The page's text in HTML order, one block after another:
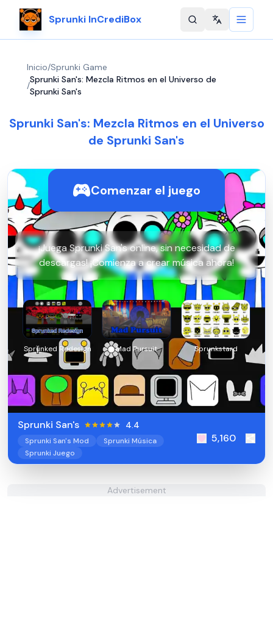
Sprunki InCrediBox Change
Inicio/Sprunki Game
/
Sprunki San's: Mezcla Ritmos en el Universo de
Sprunki San's
Sprunki San's: Mezcla Ritmos en el Universo
de Sprunki San's
Comenzar el juego
¡Juega Sprunki San's online, sin necesidad de
descargas! ¡Comienza a crear música ahora!
Sprunked Redesign Mad Pursuit Sprunkstard
Sprunki San's 4.4
Sprunki San's Mod
Sprunki Música
Sprunki Juego
5,160
Advertisement